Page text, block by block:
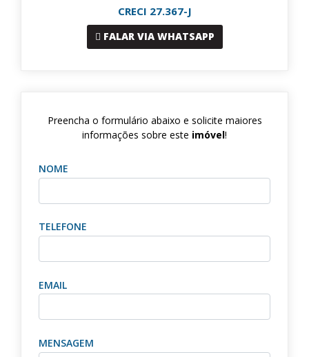
CRECI 27.367-J
FALAR VIA WHATSAPP
Preencha o formulário abaixo e solicite maiores
informações sobre este imóvel!
NOME
TELEFONE
EMAIL
MENSAGEM